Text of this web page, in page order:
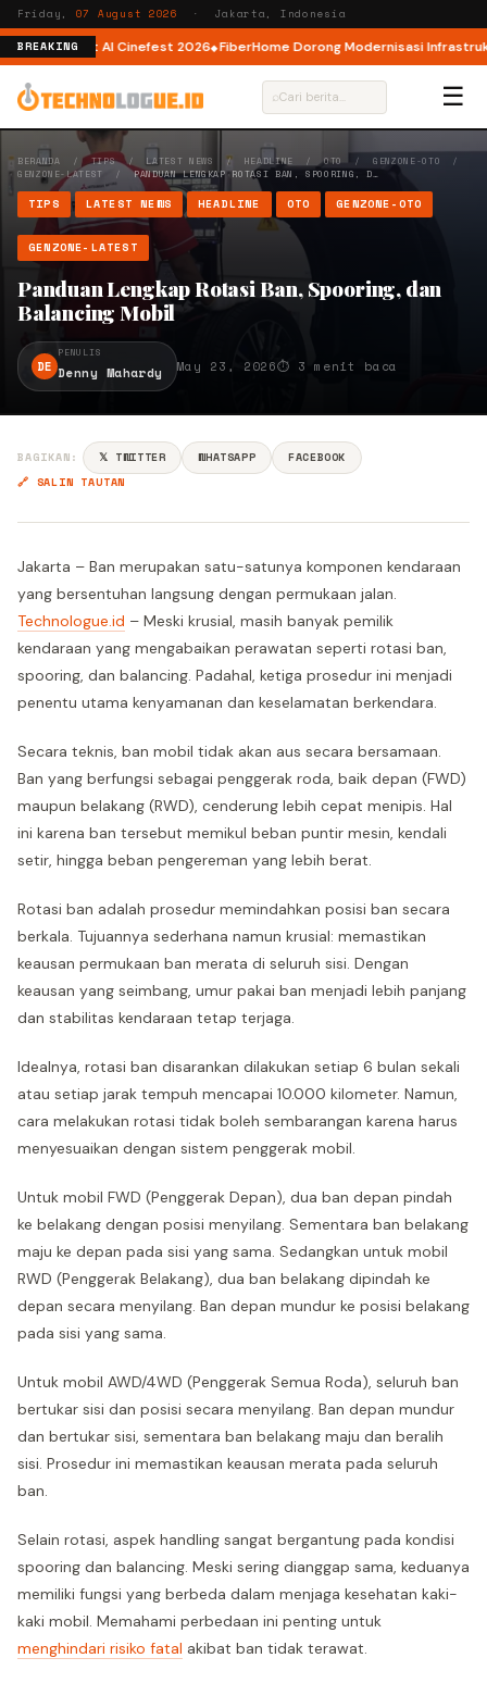
Friday, 07 August 2026 · Jakarta, Indonesia
BREAKING
AI lewat AI Cinefest 2026 FiberHome Dorong Modernisasi Infrastruktur
⌕ ☰
BERANDA /TIPS/ LATEST NEWS / HEADLINE /OTO/GENZONE-OTO
/
GENZONE-LATEST /PANDUAN LENGKAP ROTASI BAN, SPOORING, D…
TIPS LATEST NEWS HEADLINE OTO GENZONE-OTO
GENZONE-LATEST
Panduan Lengkap Rotasi Ban, Spooring, dan
Balancing Mobil
DE
PENULIS
Denny Mahardy May 23, 2026⏱ 3 menit baca
BAGIKAN: 𝕏 TWITTER WHATSAPP
FACEBOOK
🔗 SALIN TAUTAN
Jakarta – Ban merupakan satu-satunya komponen kendaraan
yang bersentuhan langsung dengan permukaan jalan.
Technologue.id – Meski krusial, masih banyak pemilik
kendaraan yang mengabaikan perawatan seperti rotasi ban,
spooring, dan balancing. Padahal, ketiga prosedur ini menjadi
penentu utama kenyamanan dan keselamatan berkendara.
Secara teknis, ban mobil tidak akan aus secara bersamaan.
Ban yang berfungsi sebagai penggerak roda, baik depan (FWD)
maupun belakang (RWD), cenderung lebih cepat menipis. Hal
ini karena ban tersebut memikul beban puntir mesin, kendali
setir, hingga beban pengereman yang lebih berat.
Rotasi ban adalah prosedur memindahkan posisi ban secara
berkala. Tujuannya sederhana namun krusial: memastikan
keausan permukaan ban merata di seluruh sisi. Dengan
keausan yang seimbang, umur pakai ban menjadi lebih panjang
dan stabilitas kendaraan tetap terjaga.
Idealnya, rotasi ban disarankan dilakukan setiap 6 bulan sekali
atau setiap jarak tempuh mencapai 10.000 kilometer. Namun,
cara melakukan rotasi tidak boleh sembarangan karena harus
menyesuaikan dengan sistem penggerak mobil.
Untuk mobil FWD (Penggerak Depan), dua ban depan pindah
ke belakang dengan posisi menyilang. Sementara ban belakang
maju ke depan pada sisi yang sama. Sedangkan untuk mobil
RWD (Penggerak Belakang), dua ban belakang dipindah ke
depan secara menyilang. Ban depan mundur ke posisi belakang
pada sisi yang sama.
Untuk mobil AWD/4WD (Penggerak Semua Roda), seluruh ban
bertukar sisi dan posisi secara menyilang. Ban depan mundur
dan bertukar sisi, sementara ban belakang maju dan beralih
sisi. Prosedur ini memastikan keausan merata pada seluruh
ban.
Selain rotasi, aspek handling sangat bergantung pada kondisi
spooring dan balancing. Meski sering dianggap sama, keduanya
memiliki fungsi yang berbeda dalam menjaga kesehatan kaki-
kaki mobil. Memahami perbedaan ini penting untuk
menghindari risiko fatal akibat ban tidak terawat.